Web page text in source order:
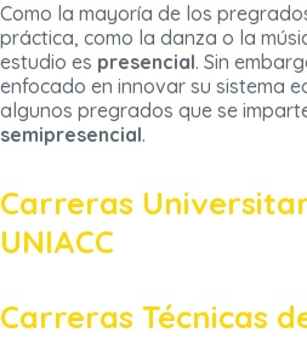
Como la mayoría de los
práctica, como la danza o la
estudio es presencial. Sin
enfocado en innovar su sistema
algunos pregrados que se
semipresencial.
Carreras
UNIACC
Carreras Técnicas